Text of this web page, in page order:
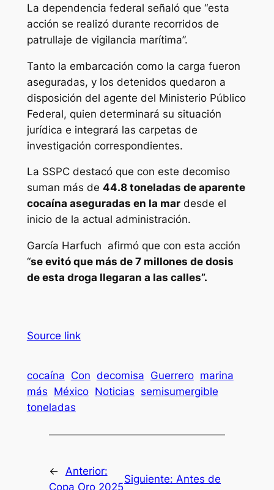
La dependencia federal señaló que “esta
acción se realizó durante recorridos de
patrullaje de vigilancia marítima”.
Tanto la embarcación como la carga fueron
aseguradas, y los detenidos quedaron a
disposición del agente del Ministerio Público
Federal, quien determinará su situación
jurídica e integrará las carpetas de
investigación correspondientes.
La SSPC destacó que con este decomiso
suman más de 44.8 toneladas de aparente
cocaína aseguradas en la mardesde el
inicio de la actual administración.
García Harfuch afirmó que con esta acción
“se evitó que más de 7 millones de dosis
de esta droga llegaran a las calles”.
Source link
cocaína Con decomisa Guerrero marina
más México Noticias semisumergible
toneladas
←
Anterior:
Copa Oro 2025
Siguiente: Antes de